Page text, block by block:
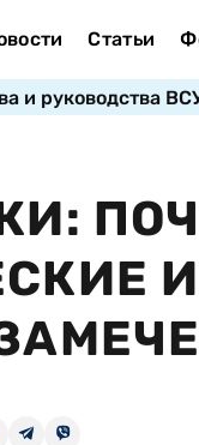
Статьи
и руководства